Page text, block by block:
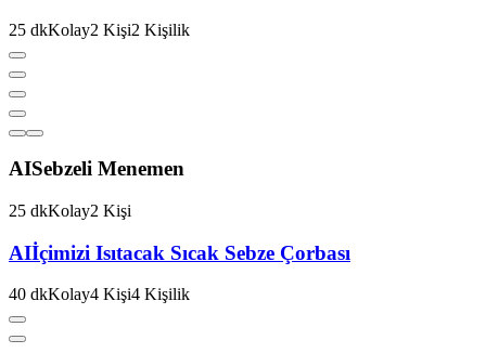
25 dkKolay2 Kişi2 Kişilik
AISebzeli Menemen
25 dkKolay2 Kişi
AIİçimizi Isıtacak Sıcak Sebze Çorbası
40 dkKolay4 Kişi4 Kişilik